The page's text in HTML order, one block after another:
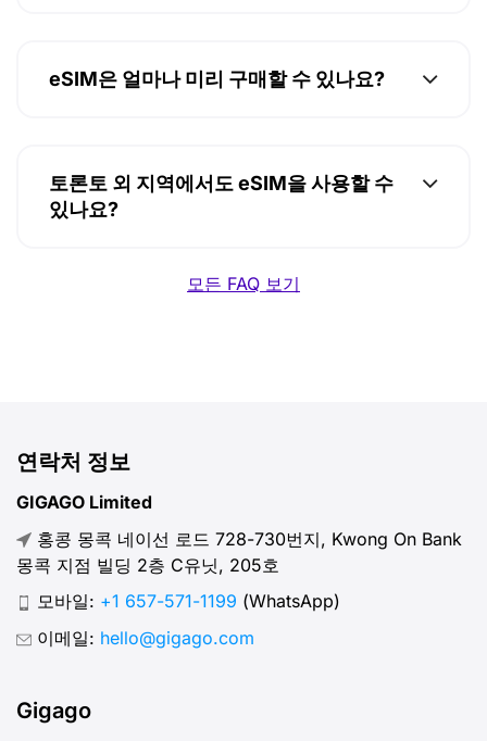
eSIM은 얼마나 미리 구매할 수 있나요?
토론토 외 지역에서도 eSIM을 사용할 수
있나요?
모든 FAQ 보기
연락처 정보
GIGAGO Limited
홍콩 몽콕 네이선 로드 728-730번지, Kwong On Bank
몽콕 지점 빌딩 2층 C유닛, 205호
모바일: +1 657-571-1199 (WhatsApp)
이메일: hello@gigago.com
Gigago